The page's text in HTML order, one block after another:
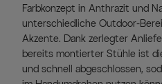
Farbkonzept in Anthrazit und
unterschiedliche Outdoor-
Akzente. Dank zerlegter
bereits montierter Stühle ist
und schnell abgeschlossen,